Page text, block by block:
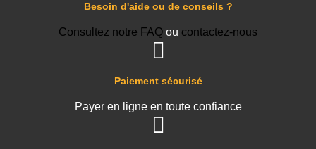
Paiement sécurisé
Payer en ligne en toute confiance
Besoin d'aide ou de conseils ?
Consultez notre FAQ ou contactez-nous